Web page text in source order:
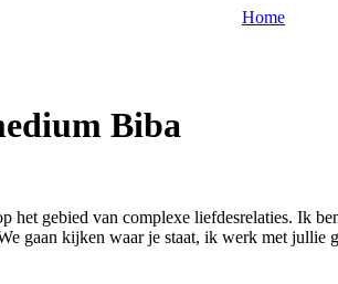
Home
Biba
het gebied van complexe liefdesrelaties. Ik
gaan kijken waar je staat, ik werk met jullie